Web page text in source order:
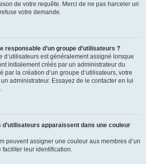
de votre requête. Merci de ne pas harceler un
votre demande.
responsable d’un groupe d’utilisateurs ?
d’utilisateurs est généralement assigné lorsque
initialement créés par un administrateur du
par la création d’un groupe d’utilisateurs, votre
administrateur. Essayez de le contacter en lui
apparaissent dans une couleur
peuvent assigner une couleur aux membres d’un
faciliter leur identification.